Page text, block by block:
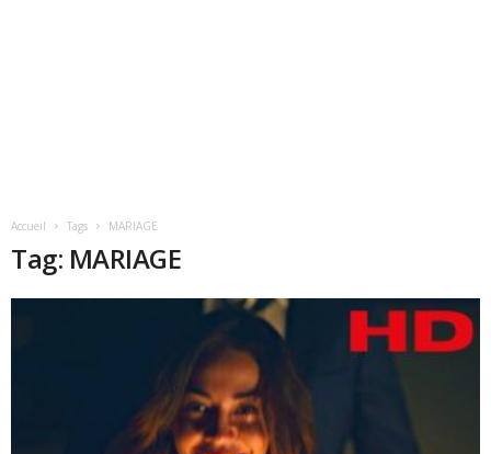
Accueil Tags MARIAGE
Tag: MARIAGE